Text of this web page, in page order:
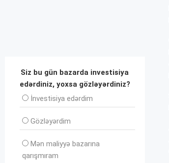
Siz bu gün bazarda investisiya
edərdiniz, yoxsa gözləyərdiniz?
İnvеstisiya edərdim
Gözləyərdim
Mən maliyyə bazarına
qarışmıram